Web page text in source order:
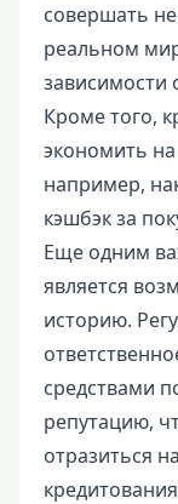
совершать
реальном
зависимости
Кроме того,
экономить на
например,
кэшбэк за
Еще одним
является
историю.
средствами
репутацию,
отразиться